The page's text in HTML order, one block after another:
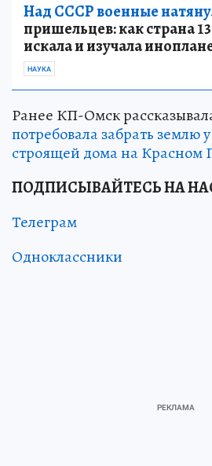
Над СССР военные
пришельцев: как страна
искала и изучала
НАУКА
Ранее КП-Омск
потребовала забрать землю
строящей дома на Красном
ПОДПИСЫВАЙТЕСЬ НА
Телеграм
Одноклассники